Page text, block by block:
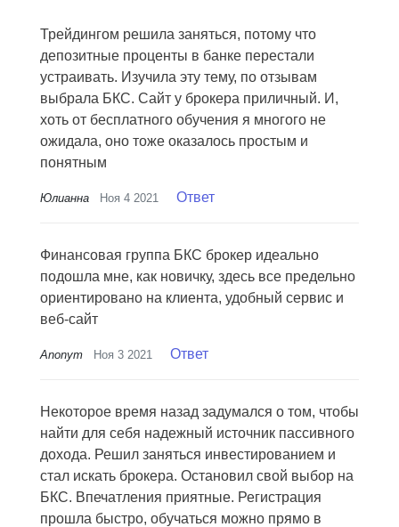
Трейдингом решила заняться, потому что
депозитные проценты в банке перестали
устраивать. Изучила эту тему, по отзывам
выбрала БКС. Сайт у брокера приличный. И,
хоть от бесплатного обучения я многого не
ожидала, оно тоже оказалось простым и
понятным
Юлианна Ноя 4 2021 Ответ
Финансовая группа БКС брокер идеально
подошла мне, как новичку, здесь все предельно
ориентировано на клиента, удобный сервис и
веб-сайт
Anonym Ноя 3 2021 Ответ
Некоторое время назад задумался о том, чтобы
найти для себя надежный источник пассивного
дохода. Решил заняться инвестированием и
стал искать брокера. Остановил свой выбор на
БКС. Впечатления приятные. Регистрация
прошла быстро, обучаться можно прямо в